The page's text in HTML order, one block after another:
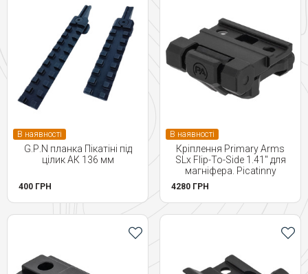
В наявності
G.Р.N планка Пікатіні під
цілик АК 136 мм
400 ГРН
В наявності
Кріплення Primary Arms
SLx Flip-To-Side 1.41" для
магніфера. Picatinny
4280 ГРН